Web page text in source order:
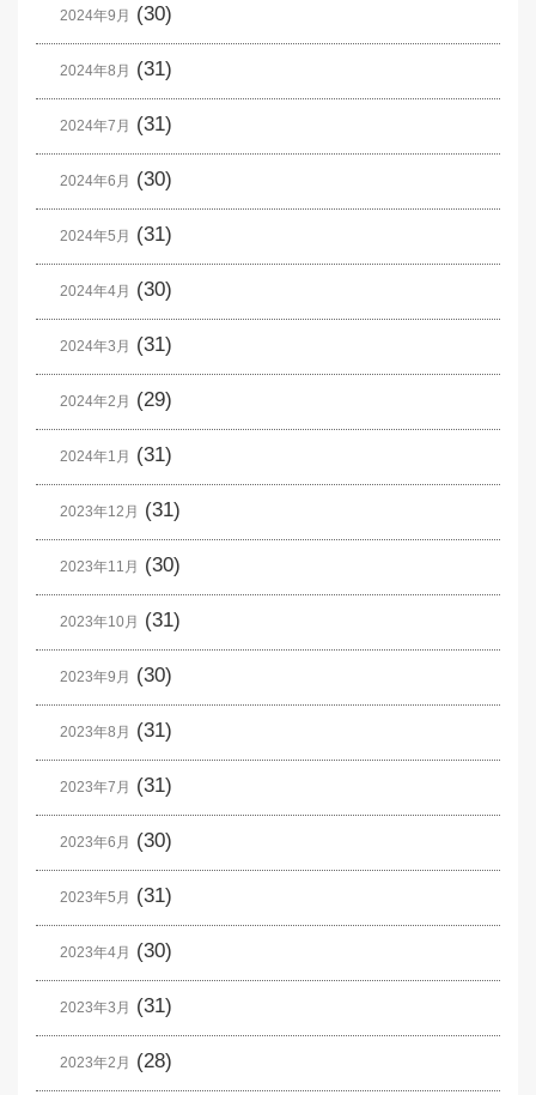
2024年9月 (30)
2024年8月 (31)
2024年7月 (31)
2024年6月 (30)
2024年5月 (31)
2024年4月 (30)
2024年3月 (31)
2024年2月 (29)
2024年1月 (31)
2023年12月 (31)
2023年11月 (30)
2023年10月 (31)
2023年9月 (30)
2023年8月 (31)
2023年7月 (31)
2023年6月 (30)
2023年5月 (31)
2023年4月 (30)
2023年3月 (31)
2023年2月 (28)